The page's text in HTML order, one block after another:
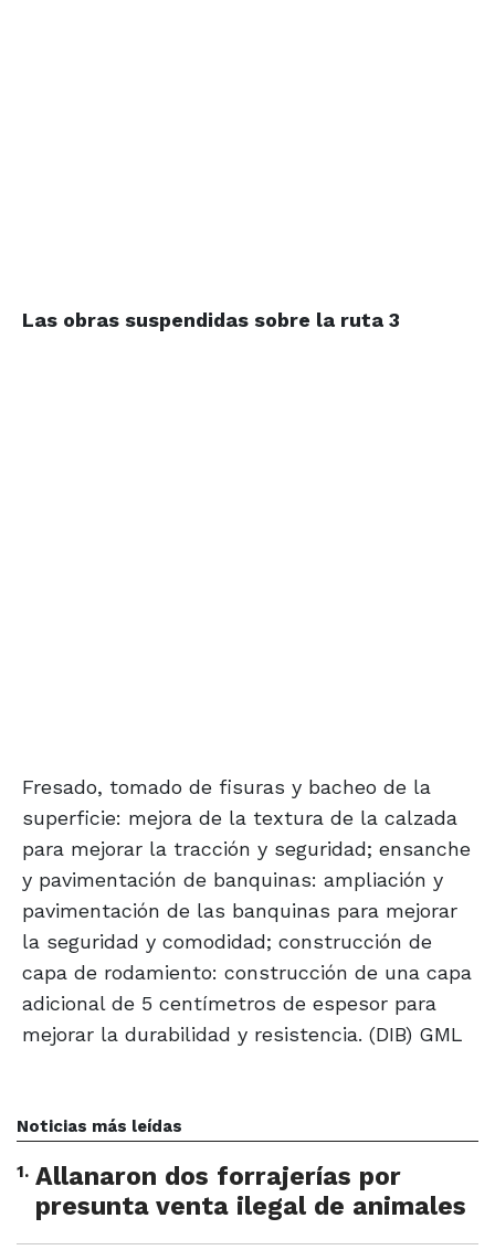
Las obras suspendidas sobre la ruta 3
Fresado, tomado de fisuras y bacheo de la
superficie: mejora de la textura de la calzada
para mejorar la tracción y seguridad; ensanche
y pavimentación de banquinas: ampliación y
pavimentación de las banquinas para mejorar
la seguridad y comodidad; construcción de
capa de rodamiento: construcción de una capa
adicional de 5 centímetros de espesor para
mejorar la durabilidad y resistencia. (DIB) GML
Noticias más leídas
1. Allanaron dos forrajerías por
presunta venta ilegal de animales